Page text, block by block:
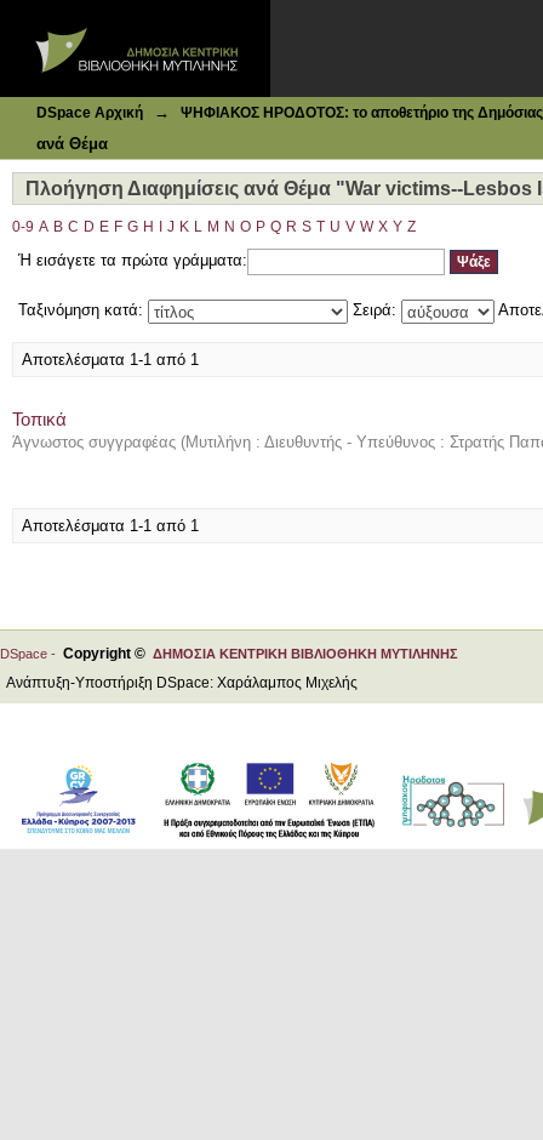
DSpace Αρχική → ΨΗΦΙΑΚΟΣ ΗΡΟΔΟΤΟΣ: το αποθετήριο της Δημόσιας
ανά Θέμα
Πλοήγηση Διαφημίσεις ανά Θέμα "War victims--Lesbos
0-9 A B C D E F G H J K L M N O P Q R S T U V W X Y Z
Ή εισάγετε τα πρώτα γράμματα:
Ταξινόμηση κατά: Σειρά:
Αποτελέσματα 1-1 από 1
Τοπικά
Άγνωστος συγγραφέας (Μυτιλήνη : Διευθυντής - Υπεύθυνος : Στρατής
Αποτελέσματα 1-1 από 1
DSpace - Copyright © ΔΗΜΟΣΙΑ ΚΕΝΤΡΙΚΗ ΒΙΒΛΙΟΘΗΚΗ ΜΥΤΙΛΗΝΗΣ
Ανάπτυξη-Υποστήριξη DSpace: Χαράλαμπος Μιχελής